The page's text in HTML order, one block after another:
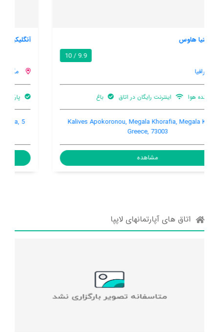
آنگلیکیس هاوس
پارکینگ ماشین باغ بالکن
5 Berethianon, Aptera, Megala Khorafia, Megala Khorafia,
Greece, 73000
اتاق های آپارتمانهای لاپپا